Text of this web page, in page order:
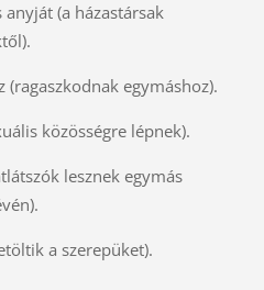
(a házastársak
(ragaszkodnak egymáshoz).
közösségre lépnek).
lesznek egymás
a szerepüket).